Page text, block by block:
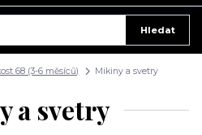
Hledat
68 (3-6 měsíců) Mikiny a svetry
a svetry